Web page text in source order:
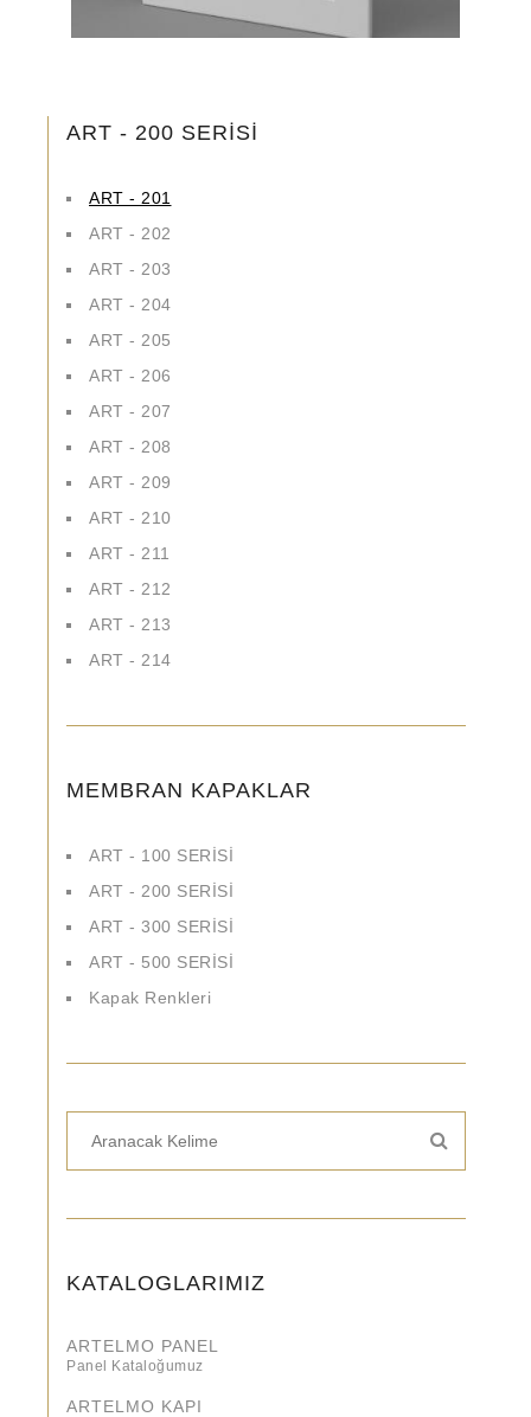
ART - 200 SERİSİ
ART - 201
ART - 202
ART - 203
ART - 204
ART - 205
ART - 206
ART - 207
ART - 208
ART - 209
ART - 210
ART - 211
ART - 212
ART - 213
ART - 214
MEMBRAN KAPAKLAR
ART - 100 SERİSİ
ART - 200 SERİSİ
ART - 300 SERİSİ
ART - 500 SERİSİ
Kapak Renkleri
KATALOGLARIMIZ
ARTELMO PANEL
Panel Kataloğumuz
ARTELMO KAPI